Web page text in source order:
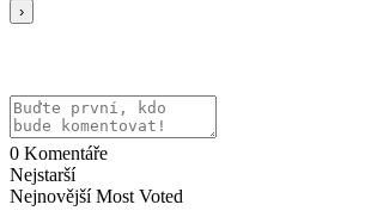
0 Komentáře
Nejstarší
Nejnovější Most Voted